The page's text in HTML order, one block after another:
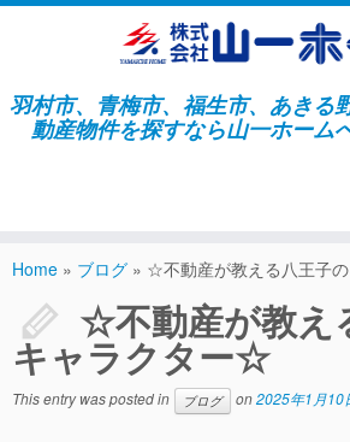
羽村市、青梅市、福生市、あきる
動産物件を探すなら山一ホーム
Home » ブログ » ☆不動産が教える八王子
☆不動産が教え
キャラクター☆
This entry was posted in ブログ on2025年1月10